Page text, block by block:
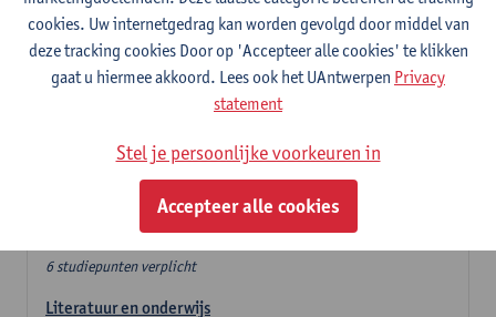
studiepunten per deeldomein,
- 24 of 30 studiepunten theater- en filmwetenschap.
Verplicht algemeen opleidingsonderdeel
Deze 6 verplichte studiepunten tellen mee in de
domeincomponent van een van de gekozen talen.
Verplicht algemeen opleidingsonderdeel
6 studiepunten verplicht
Literatuur en onderwijs
cookies. Uw internetgedrag kan worden gevolgd door middel van
deze tracking cookies Door op 'Accepteer alle cookies' te klikken
gaat u hiermee akkoord. Lees ook het UAntwerpen Privacy
statement
Stel je persoonlijke voorkeuren in
Accepteer alle cookies